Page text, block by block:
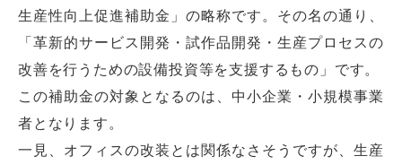
生産性向上促進補助金」の略称です。その名の通り、
「革新的サービス開発・試作品開発・生産プロセスの
改善を行うための設備投資等を支援するもの」です。
この補助金の対象となるのは、中小企業・小規模事業
者となります。
一見、オフィスの改装とは関係なさそうですが、生産